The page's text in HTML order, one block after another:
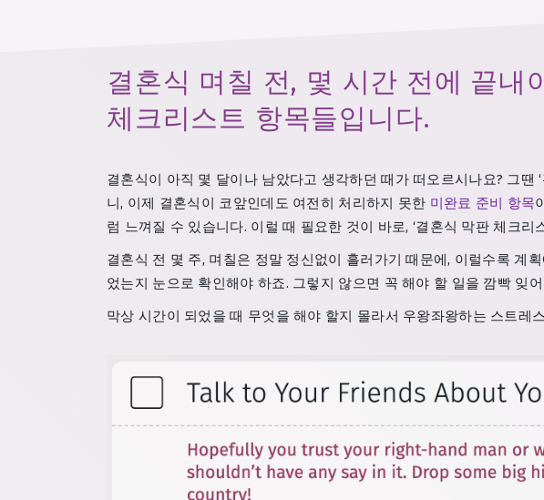
결혼식 며칠 전, 몇 시간 전에 끝내
체크리스트 항목들입니다.
결혼식이 아직 몇 달이나 남았다고 생각하던 때가 떠오르시나요? 그
니, 이제 결혼식이 코앞인데도 여전히 처리하지 못한 미완료 준비 항목
럼 느껴질 수 있습니다. 이럴 때 필요한 것이 바로, ‘결혼식 막판 체크리
결혼식 전 몇 주, 며칠은 정말 정신없이 흘러가기 때문에, 이럴수록 계
었는지 눈으로 확인해야 하죠. 그렇지 않으면 꼭 해야 할 일을 깜빡 잊
막상 시간이 되었을 때 무엇을 해야 할지 몰라서 우왕좌왕하는 스트레